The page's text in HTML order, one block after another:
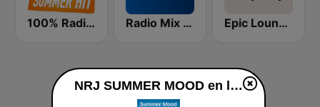
100% Radio Summer Hit Radio Mix El Salvador Epic Lounge - Massage Lounge
NRJ SUMMER MOOD en ligne